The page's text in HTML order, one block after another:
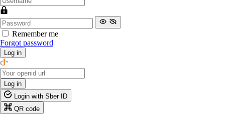
Remember me
Forgot password
Log in
Log in
Login with Sber ID
QR code